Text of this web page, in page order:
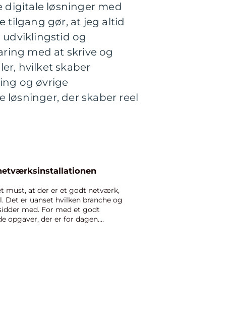
digitale løsninger med
tilgang gør, at jeg altid
udviklingstid og
med at skrive og
hvilket skaber
og øvrige
der skaber reel
must, at der er et godt netværk,
Det er uanset hvilken branche og
med. For med et godt
opgaver, der er for dagen....